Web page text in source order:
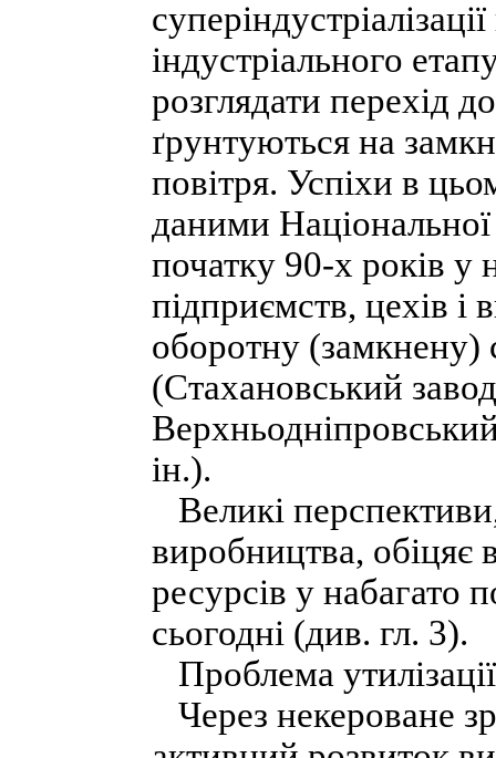
індустріального
розглядати перехід
ґрунтуються на
повітря. Успіхи в
даними
початку 90-х років у
підприємств, цехів і
оборотну (замкнену)
(Стахановський
ін.).
Великі
виробництва,
ресурсів у набагато
сьогодні (див. гл. 3).
Проблема
Через некероване